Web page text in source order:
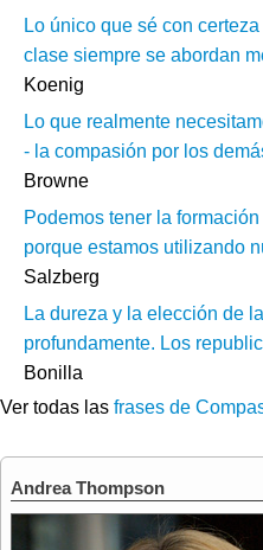
Lo único que sé con
clase siempre se abordan
Koenig
Lo que realmente
- la compasión por los
Browne
Podemos tener la
porque estamos utilizando
Salzberg
La dureza y la elección de
profundamente. Los
Bonilla
Ver todas las frases de
Andrea Thompson